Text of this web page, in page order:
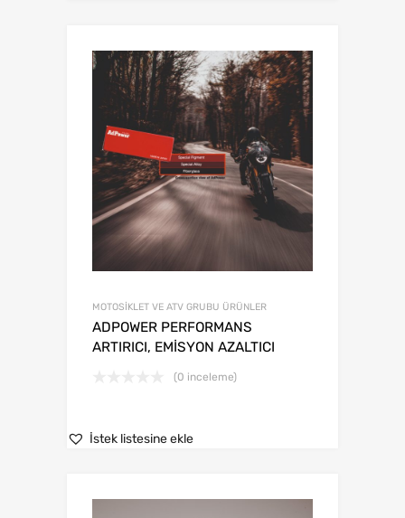
MOTOSİKLET VE ATV GRUBU ÜRÜNLER
ADPOWER PERFORMANS
ARTIRICI, EMİSYON AZALTICI
(0 inceleme)
İstek listesine ekle